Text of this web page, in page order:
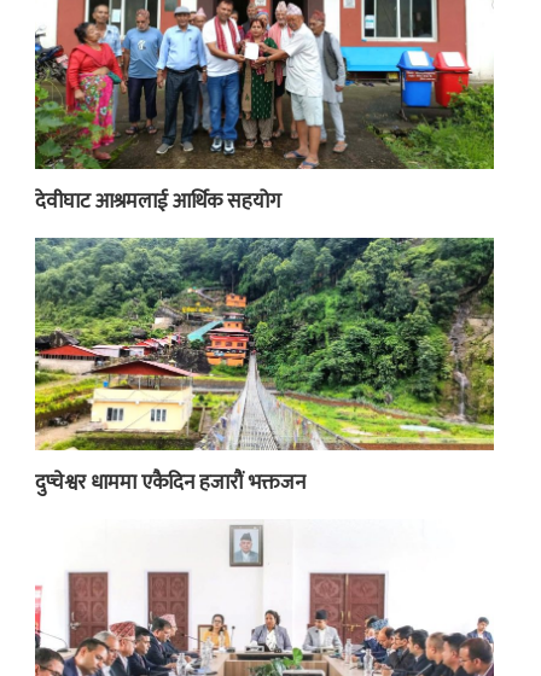
देवीघाट आश्रमलाई आर्थिक सहयोग
दुप्चेश्वर धाममा एकैदिन हजारौं भक्तजन